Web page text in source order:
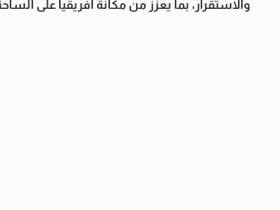
والاستقرار، بما يعزز من مكانة أفريقيا على